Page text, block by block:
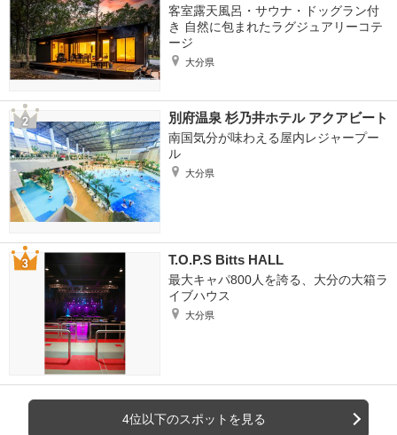
客室露天風呂・サウナ・ドッグラン付
き 自然に包まれたラグジュアリーコテ
ージ
大分県
別府温泉 杉乃井ホテル アクアビート
南国気分が味わえる屋内レジャープー
ル
大分県
T.O.P.S Bitts HALL
最大キャパ800人を誇る、大分の大箱ラ
イブハウス
大分県
4位以下のスポットを見る